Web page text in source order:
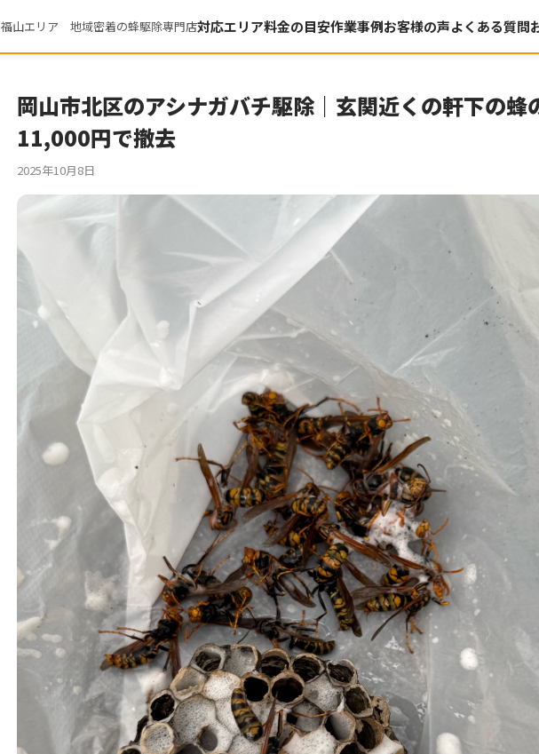
福山エリア 地域密着の蜂駆除専門店対応エリア料金の目安作業事例お客様の声よくある質問
岡山市北区のアシナガバチ駆除｜玄関近くの軒下の蜂
11,000円で撤去
2025年10月8日